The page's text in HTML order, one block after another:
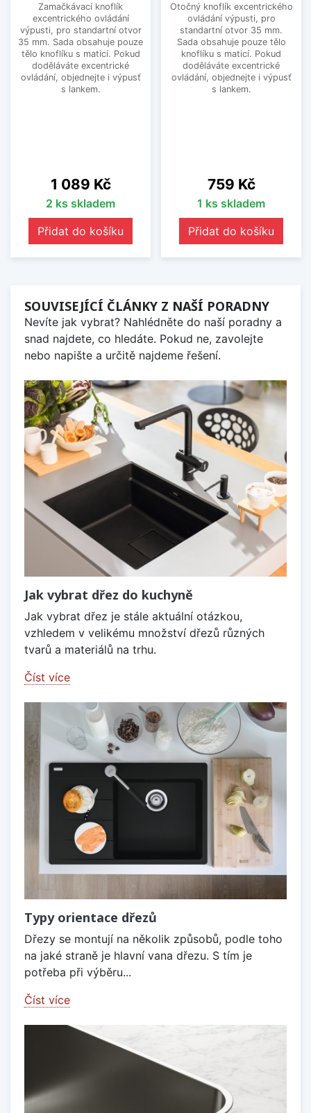
Zamačkávací knoflík
excentrického ovládání
výpusti, pro standartní otvor
35 mm. Sada obsahuje pouze
tělo knoflíku s maticí. Pokud
doděláváte excentrické
ovládání, objednejte i výpusť
s lankem.
Cena
1 089 Kč
2 ks skladem
Přidat do košíku
Otočný knoflík excentrického
ovládání výpusti, pro
standartní otvor 35 mm.
Sada obsahuje pouze tělo
knoflíku s maticí. Pokud
doděláváte excentrické
ovládání, objednejte i výpusť
s lankem.
Cena
759 Kč
1 ks skladem
Přidat do košíku
SOUVISEJÍCÍ ČLÁNKY Z NAŠÍ PORADNY
Nevíte jak vybrat? Nahlédněte do naší poradny a
snad najdete, co hledáte. Pokud ne, zavolejte
nebo napište a určitě najdeme řešení.
Jak vybrat dřez do kuchyně
Jak vybrat dřez je stále aktuální otázkou,
vzhledem v velikému množství dřezů různých
tvarů a materiálů na trhu.
Číst více
Typy orientace dřezů
Dřezy se montují na několik způsobů, podle toho
na jaké straně je hlavní vana dřezu. S tím je
potřeba při výběru...
Číst více